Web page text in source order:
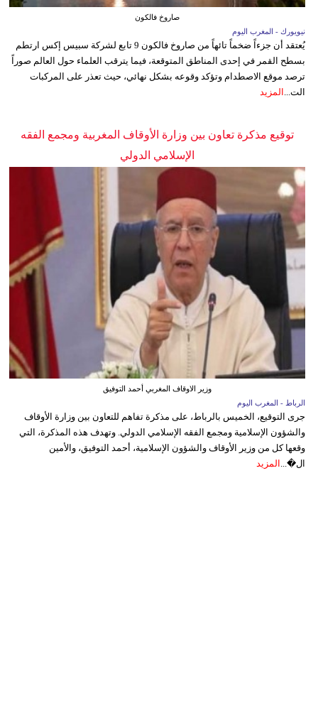
صاروخ فالكون
نيويورك - المغرب اليوم
يُعتقد أن جزءاً ضخماً تائهاً من صاروخ فالكون 9 تابع لشركة سبيس إكس ارتطم
بسطح القمر في إحدى المناطق المتوقعة، فيما يترقب العلماء حول العالم صوراً
ترصد موقع الاصطدام وتؤكد وقوعه بشكل نهائي، حيث تعذر على المركبات
الت... المزيد
توقيع مذكرة تعاون بين وزارة الأوقاف المغربية ومجمع الفقه
الإسلامي الدولي
وزير الاوقاف المغربي أحمد التوفيق
الرباط - المغرب اليوم
جرى التوقيع، الخميس بالرباط، على مذكرة تفاهم للتعاون بين وزارة الأوقاف
والشؤون الإسلامية ومجمع الفقه الإسلامي الدولي. وتهدف هذه المذكرة، التي
وقعها كل من وزير الأوقاف والشؤون الإسلامية، أحمد التوفيق، والأمين
ال�... المزيد